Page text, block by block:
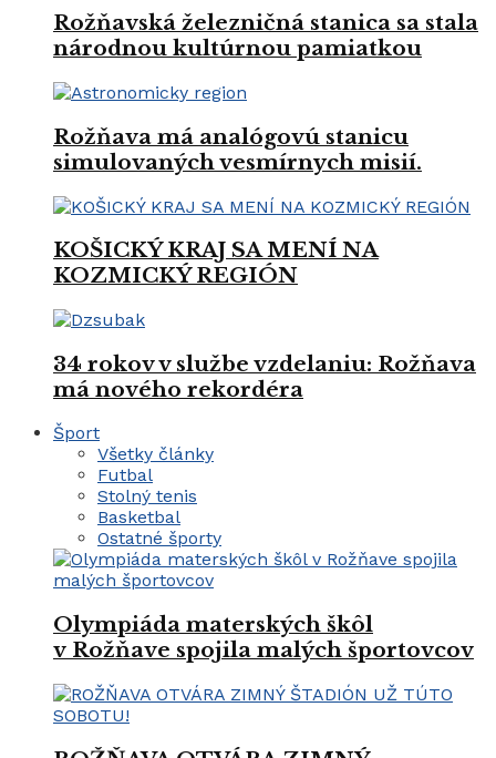
Rožňavská železničná stanica sa stala
národnou kultúrnou pamiatkou
Rožňava má analógovú stanicu
simulovaných vesmírnych misií.
KOŠICKÝ KRAJ SA MENÍ NA
KOZMICKÝ REGIÓN
34 rokov v službe vzdelaniu: Rožňava
má nového rekordéra
Šport
Všetky články
Futbal
Stolný tenis
Basketbal
Ostatné športy
Olympiáda materských škôl
v Rožňave spojila malých športovcov